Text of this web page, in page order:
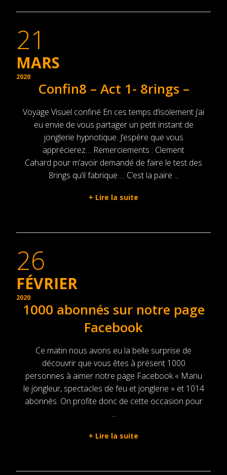
21
MARS
2020
Confin8 – Act 1- 8rings –
Voyage Visuel confiné En ces temps d’isolement j’ai
eu envie de vous partager un petit instant de
jonglerie hypnotique. J’espère que vous
apprécierez… Remerciements : Clement
Cahard pour m’avoir demandé de faire le test des
8rings qu’il fabrique…. C’est la paire ...
+ Lire la suite
26
FÉVRIER
2020
1000 abonnés sur notre page
Facebook
Ce matin nous avons eu la belle surprise de
découvrir que vous êtes à présent 1000
personnes à aimer notre page Facebook « Manu
le jongleur, spectacles de feu et jonglerie » et 1014
abonnés. On profite donc de cette occasion pour
...
+ Lire la suite